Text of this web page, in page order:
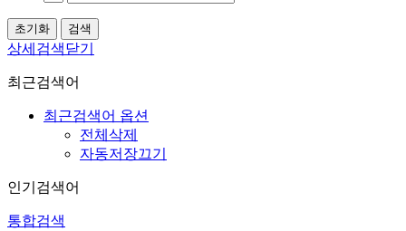
상세검색닫기
최근검색어
최근검색어 옵션
전체삭제
자동저장끄기
인기검색어
통합검색